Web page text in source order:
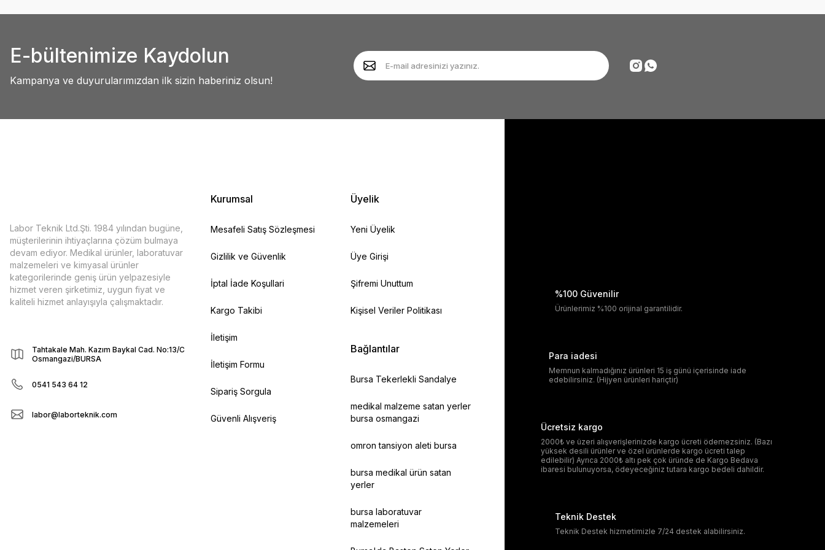
Ürün resmi kalitesiz, bozuk veya görüntülenemiyor.
Ürün bilgilerinde hatalar bulunuyor.
Bu ürüne benzer farklı alternatifler olmalı.
E-bültenimize Kaydolun
Kampanya ve duyurularımızdan ilk sizin haberiniz olsun!
Labor Teknik Ltd.Şti. 1984 yılından bugüne,
müşterilerinin ihtiyaçlarına çözüm bulmaya
devam ediyor. Medikal ürünler, laboratuvar
malzemeleri ve kimyasal ürünler
kategorilerinde geniş ürün yelpazesiyle
hizmet veren şirketimiz, uygun fiyat ve
kaliteli hizmet anlayışıyla çalışmaktadır.
Tahtakale Mah. Kazım Baykal Cad. No:13/C
Osmangazi/BURSA
0541 543 64 12
labor@laborteknik.com
Kurumsal
Mesafeli Satış Sözleşmesi
Gizlilik ve Güvenlik
İptal İade Koşullari
Kargo Takibi
İletişim
İletişim Formu
Sipariş Sorgula
Güvenli Alışveriş
Üyelik
Yeni Üyelik
Üye Girişi
Şifremi Unuttum
Kişisel Veriler Politikası
Bağlantılar
Bursa Tekerlekli Sandalye
medikal malzeme satan yerler
bursa osmangazi
omron tansiyon aleti bursa
bursa medikal ürün satan
yerler
bursa laboratuvar
malzemeleri
%100 Güvenilir
Ürünlerimiz %100 orijinal garantilidir.
Para iadesi
Memnun kalmadığınız ürünleri 15 iş günü içerisinde iade
edebilirsiniz. (Hijyen ürünleri hariçtir)
Ücretsiz kargo
2000₺ ve üzeri alışverişlerinizde kargo ücreti ödemezsiniz. (Bazı
yüksek desili ürünler ve özel ürünlerde kargo ücreti talep
edilebilir) Ayrıca 2000₺ altı pek çok üründe de Kargo Bedava
ibaresi bulunuyorsa, ödeyeceğiniz tutara kargo bedeli dahildir.
Teknik Destek
Teknik Destek hizmetimizle 7/24 destek alabilirsiniz.